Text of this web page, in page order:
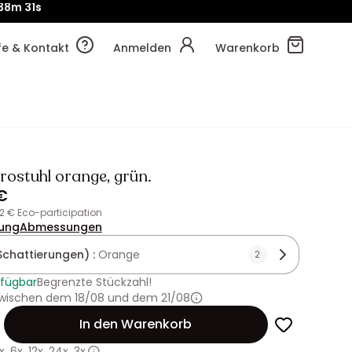
& Kontakt
Anmelden Warenkorb
orange, grün.
€ Eco-participation
Abmessungen
:Orange 2
Begrenzte Stückzahl!
dem 18/08 und dem 21/08
In den Warenkorb